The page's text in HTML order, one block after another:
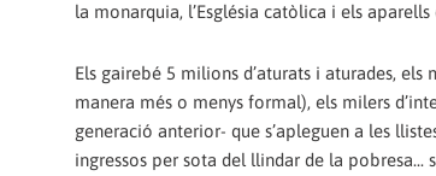
la monarquia, l’Església catòlica i els
Els gairebé 5 milions d’aturats i aturades, els
manera més o menys formal), els milers
generació anterior- que s’apleguen a les
ingressos per sota del llindar de la